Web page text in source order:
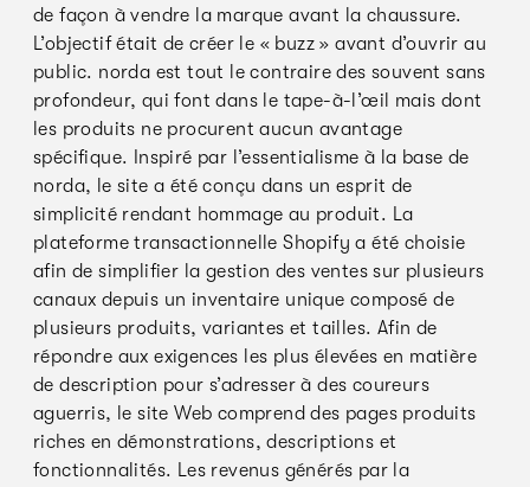
de façon à vendre la marque avant la chaussure.
L’objectif était de créer le « buzz » avant d’ouvrir au
public. norda est tout le contraire des souvent sans
profondeur, qui font dans le tape-à-l’œil mais dont
les produits ne procurent aucun avantage
spécifique. Inspiré par l’essentialisme à la base de
norda, le site a été conçu dans un esprit de
simplicité rendant hommage au produit. La
plateforme transactionnelle Shopify a été choisie
afin de simplifier la gestion des ventes sur plusieurs
canaux depuis un inventaire unique composé de
plusieurs produits, variantes et tailles. Afin de
répondre aux exigences les plus élevées en matière
de description pour s’adresser à des coureurs
aguerris, le site Web comprend des pages produits
riches en démonstrations, descriptions et
fonctionnalités. Les revenus générés par la